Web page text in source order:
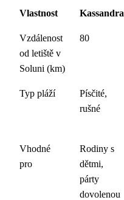
Vlastnost
Kassandra
Vzdálenost
od letiště v
Soluni (km)
80
Typ pláží
Písčité,
rušné
Vhodné
pro
Rodiny s
dětmi,
párty
dovolenou